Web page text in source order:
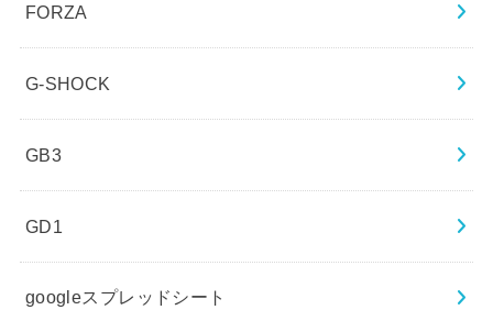
FORZA
G-SHOCK
GB3
GD1
googleスプレッドシート